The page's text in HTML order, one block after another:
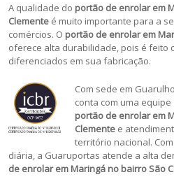
A qualidade do portão de enrolar em
Clemente é muito importante para a
comércios. O portão de enrolar em
oferece alta durabilidade, pois é feito
diferenciados em sua fabricação.
Com sede em
conta com uma
portão de enrolar em
Clementee
território nacional.
diária, a Guaruportas atende a alta
de enrolar em Maringá no bairro São